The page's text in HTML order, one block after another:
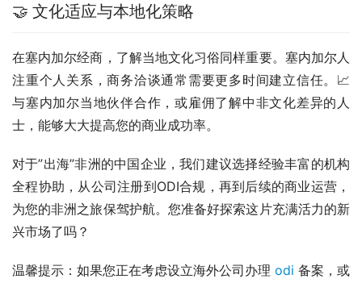
🤝 文化适应与本地化策略
在塞内加尔经商，了解当地文化习俗同样重要。塞内加尔人
注重个人关系，商务洽谈通常需要更多时间建立信任。📈
与塞内加尔当地伙伴合作，或雇佣了解中非文化差异的人
士，能够大大提高您的商业成功率。
对于”出海”非洲的中国企业，我们建议选择经验丰富的机构
全程协助，从公司注册到ODI合规，再到后续的商业运营，
为您的非洲之旅保驾护航。您准备好探索这片充满活力的新
兴市场了吗？
温馨提示：如果您正在考虑设立海外公司办理 odi 备案，或